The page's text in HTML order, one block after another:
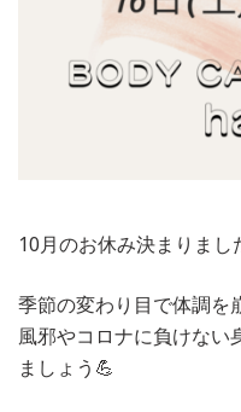
10月のお休み決まりまし
季節の変わり目で体調を
風邪やコロナに負けない
ましょう💪